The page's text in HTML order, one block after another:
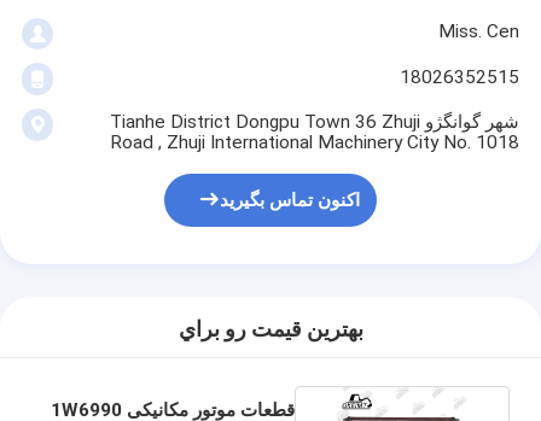
Miss. Cen
18026352515
شهر گوانگژو Tianhe District Dongpu Town 36 Zhuji
Road , Zhuji International Machinery City No. 1018
اکنون تماس بگیرید
بهترين قيمت رو براي
قطعات موتور مکانیکی 1W6990